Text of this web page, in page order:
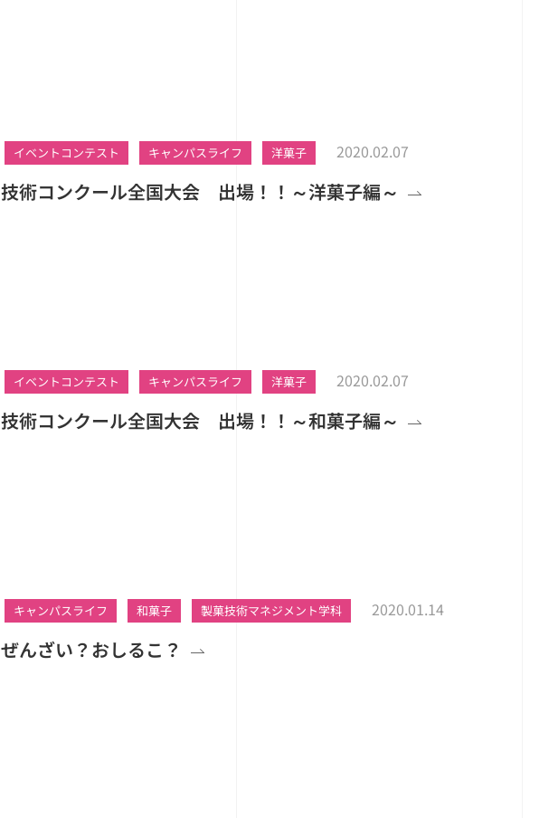
イベントコンテスト キャンパスライフ 洋菓子 2020.02.07
技術コンクール全国大会 出場！！～洋菓子編～
イベントコンテスト キャンパスライフ 洋菓子 2020.02.07
技術コンクール全国大会 出場！！～和菓子編～
キャンパスライフ 和菓子 製菓技術マネジメント学科 2020.01.14
ぜんざい？おしるこ？